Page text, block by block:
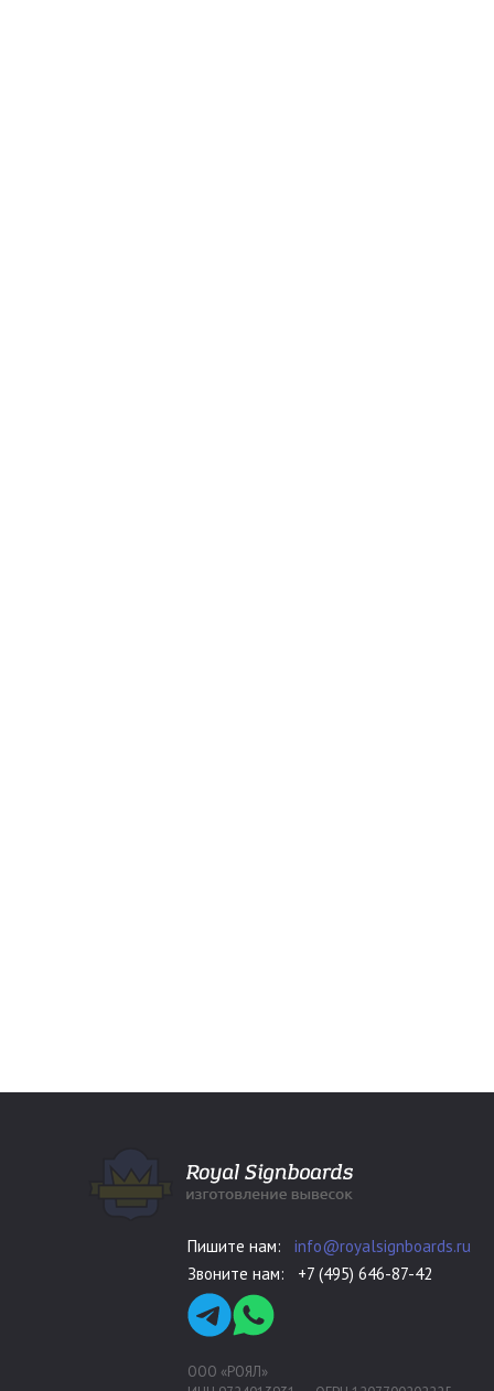
Пишите нам: info@royalsignboards.ru
Звоните нам: +7 (495) 646-87-42
ООО «РОЯЛ»